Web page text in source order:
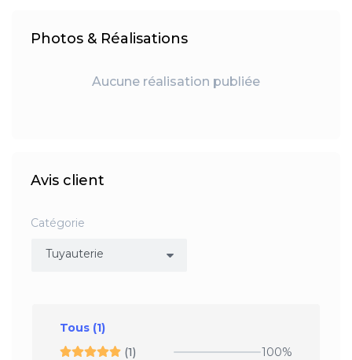
Photos & Réalisations
Aucune réalisation publiée
Avis client
Catégorie
Tous (1)
(1)
100%